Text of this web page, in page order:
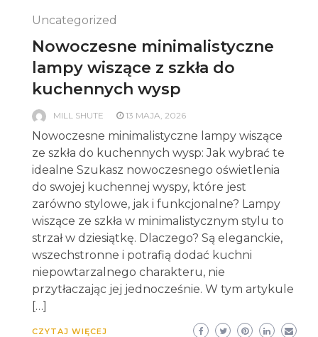
Uncategorized
Nowoczesne minimalistyczne
lampy wiszące z szkła do
kuchennych wysp
MILL SHUTE 13 MAJA, 2026
Nowoczesne minimalistyczne lampy wiszące
ze szkła do kuchennych wysp: Jak wybrać te
idealne Szukasz nowoczesnego oświetlenia
do swojej kuchennej wyspy, które jest
zarówno stylowe, jak i funkcjonalne? Lampy
wiszące ze szkła w minimalistycznym stylu to
strzał w dziesiątkę. Dlaczego? Są eleganckie,
wszechstronne i potrafią dodać kuchni
niepowtarzalnego charakteru, nie
przytłaczając jej jednocześnie. W tym artykule
[…]
CZYTAJ WIĘCEJ